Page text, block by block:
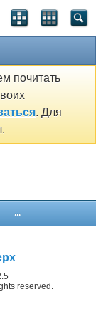
почитать
. Для
...
reserved.